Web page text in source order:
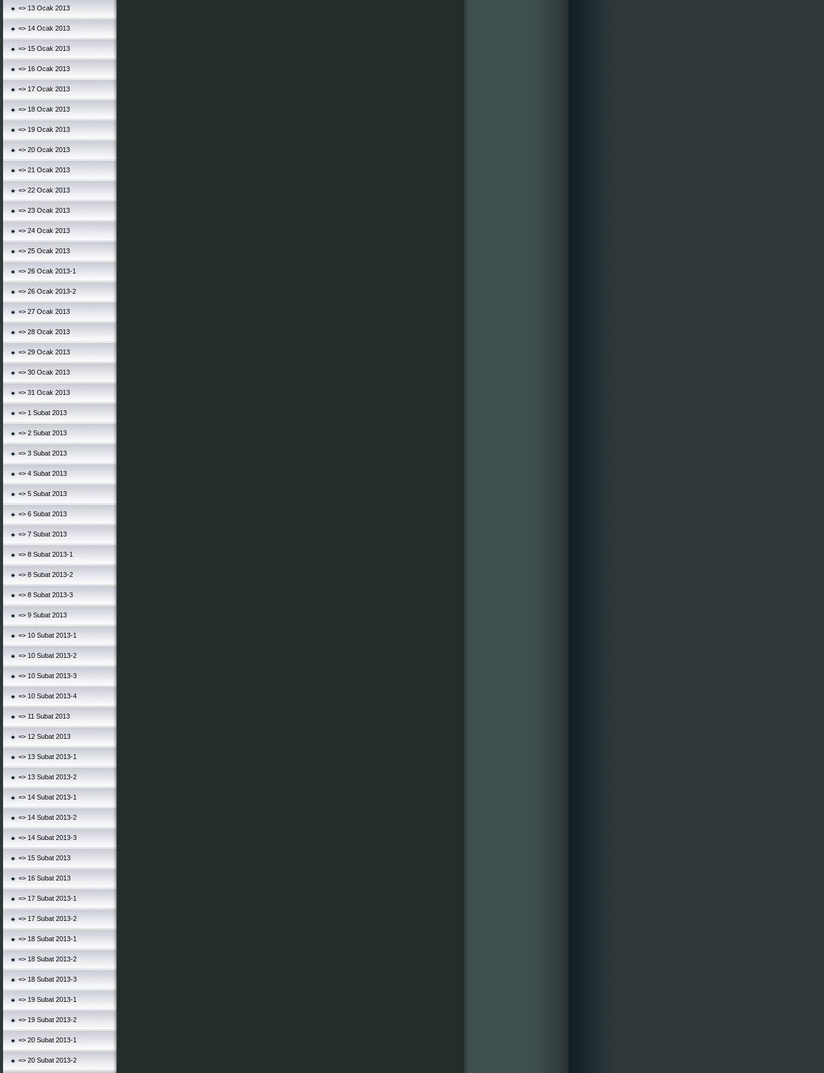
=> 13 Ocak 2013
=> 14 Ocak 2013
=> 15 Ocak 2013
=> 16 Ocak 2013
=> 17 Ocak 2013
=> 18 Ocak 2013
=> 19 Ocak 2013
=> 20 Ocak 2013
=> 21 Ocak 2013
=> 22 Ocak 2013
=> 23 Ocak 2013
=> 24 Ocak 2013
=> 25 Ocak 2013
=> 26 Ocak 2013-1
=> 26 Ocak 2013-2
=> 27 Ocak 2013
=> 28 Ocak 2013
=> 29 Ocak 2013
=> 30 Ocak 2013
=> 31 Ocak 2013
=> 1 Subat 2013
=> 2 Subat 2013
=> 3 Subat 2013
=> 4 Subat 2013
=> 5 Subat 2013
=> 6 Subat 2013
=> 7 Subat 2013
=> 8 Subat 2013-1
=> 8 Subat 2013-2
=> 8 Subat 2013-3
=> 9 Subat 2013
=> 10 Subat 2013-1
=> 10 Subat 2013-2
=> 10 Subat 2013-3
=> 10 Subat 2013-4
=> 11 Subat 2013
=> 12 Subat 2013
=> 13 Subat 2013-1
=> 13 Subat 2013-2
=> 14 Subat 2013-1
=> 14 Subat 2013-2
=> 14 Subat 2013-3
=> 15 Subat 2013
=> 16 Subat 2013
=> 17 Subat 2013-1
=> 17 Subat 2013-2
=> 18 Subat 2013-1
=> 18 Subat 2013-2
=> 18 Subat 2013-3
=> 19 Subat 2013-1
=> 19 Subat 2013-2
=> 20 Subat 2013-1
=> 20 Subat 2013-2